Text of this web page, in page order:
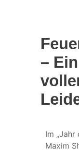
–
Im „Jahr
Maxim